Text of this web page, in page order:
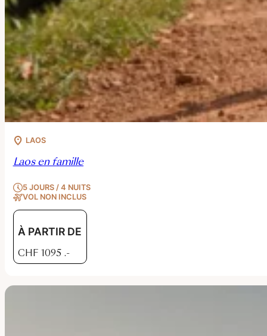
LAOS
Laos en famille
5 JOURS / 4 NUITS
VOL NON INCLUS
À PARTIR DE
CHF 1095 .-